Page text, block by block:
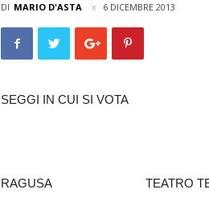
DI MARIO D'ASTA 6 DICEMBRE 2013
SEGGI IN CUI SI VOTA
RAGUSA TEATRO